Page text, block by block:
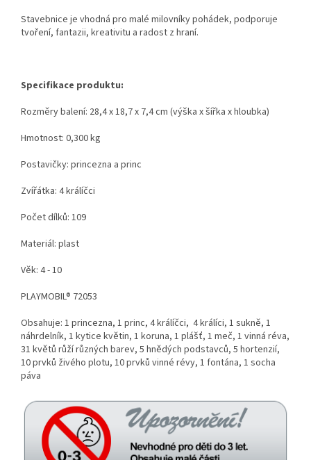
Stavebnice je vhodná pro malé milovníky pohádek, podporuje
tvoření, fantazii, kreativitu a radost z hraní.
Specifikace produktu:
Rozměry balení: 28,4 x 18,7 x 7,4 cm (výška x šířka x hloubka)
Hmotnost: 0,300 kg
Postavičky: princezna a princ
Zvířátka: 4 králíčci
Počet dílků: 109
Materiál: plast
Věk: 4 - 10
PLAYMOBIL® 72053
Obsahuje: 1 princezna, 1 princ, 4 králíčci, 4 králíci, 1 sukně, 1
náhrdelník, 1 kytice květin, 1 koruna, 1 plášť, 1 meč, 1 vinná réva,
31 květů růží různých barev, 5 hnědých podstavců, 5 hortenzií,
10 prvků živého plotu, 10 prvků vinné révy, 1 fontána, 1 socha
páva